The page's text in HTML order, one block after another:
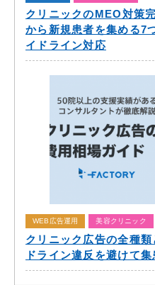
クリニックのMEO対策
から新規患者を集める7
イドライン対応
WEB広告運用 美容クリニック
クリニック広告の全種
ドライン違反を避けて